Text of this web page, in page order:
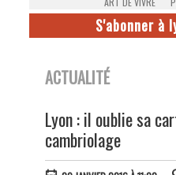
S'abonner à
ACTUALITÉ
Lyon : il oublie sa
cambriolage